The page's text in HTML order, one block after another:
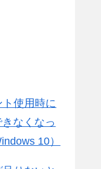
使用時に
なくなっ
10）